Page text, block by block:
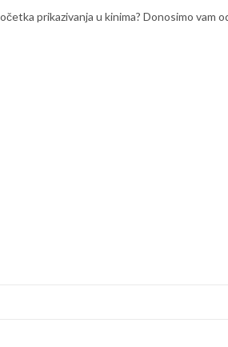
prikazivanja u kinima? Donosimo vam